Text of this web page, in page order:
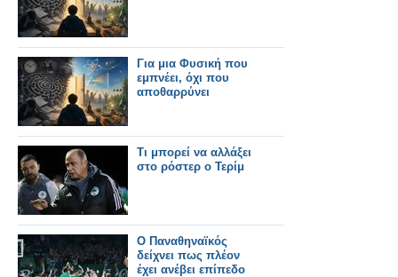
Για μια Φυσική που
εμπνέει, όχι που
αποθαρρύνει
Τι μπορεί να αλλάξει
στο ρόστερ ο Τερίμ
Ο Παναθηναϊκός
δείχνει πως πλέον
έχει ανέβει επίπεδο